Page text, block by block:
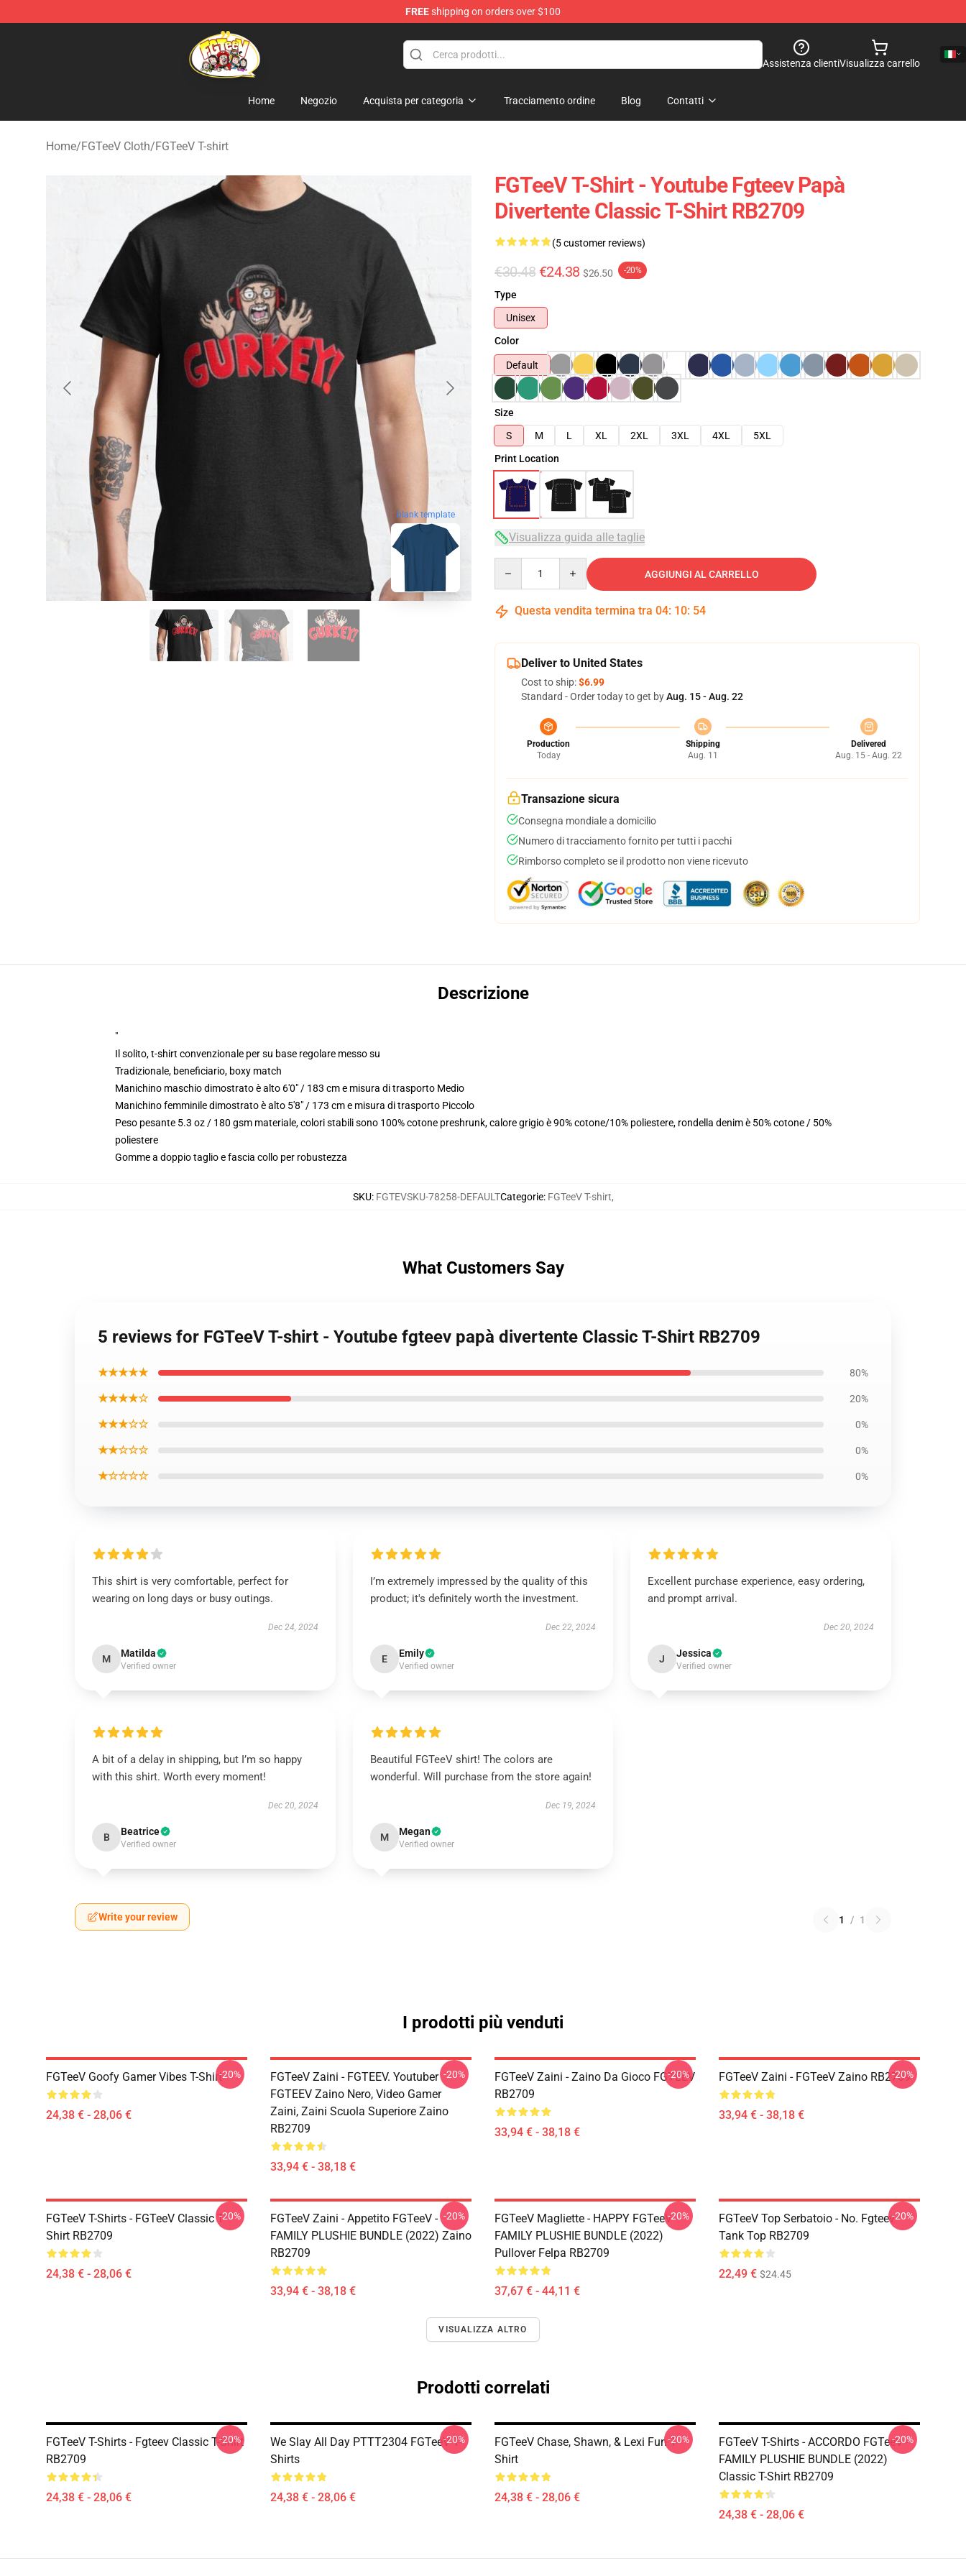
FREEshipping on orders over $100
FGTeeV Store - Official FGTeeV Merchandise Shop
Assistenza clientiVisualizza carrello
Home Negozio Acquista per categoria Tracciamento ordine Blog Contatti
Home/FGTeeV Cloth/FGTeeV T-shirt
blank template
FGTeeV T-Shirt - Youtube Fgteev Papà
Divertente Classic T-Shirt RB2709
(5 customer reviews)
€30.48 €24.38 $26.50 -20%
Type
Unisex
Color
Default
Size
S
M L XL 2XL 3XL 4XL
5XL
Print Location
Visualizza guida alle taglie
AGGIUNGI AL CARRELLO
Questa vendita termina tra 04: 10: 53
Deliver to United States
Cost to ship:$6.99
Standard - Order today to get byAug. 15 - Aug. 22
Production
Today
Shipping
Aug. 11
Delivered
Aug. 15 - Aug. 22
Transazione sicura
Consegna mondiale a domicilio
Numero di tracciamento fornito per tutti i pacchi
Rimborso completo se il prodotto non viene ricevuto
Descrizione
"
Il solito, t-shirt convenzionale per su base regolare messo su
Tradizionale, beneficiario, boxy match
Manichino maschio dimostrato è alto 6'0" / 183 cm e misura di trasporto Medio
Manichino femminile dimostrato è alto 5'8" / 173 cm e misura di trasporto Piccolo
Peso pesante 5.3 oz / 180 gsm materiale, colori stabili sono 100% cotone preshrunk, calore grigio è 90% cotone/10% poliestere, rondella denim è 50% cotone / 50%
poliestere
Gomme a doppio taglio e fascia collo per robustezza
SKU: FGTEVSKU-78258-DEFAULTCategorie: FGTeeV T-shirt,
What Customers Say
5 reviews for FGTeeV T-shirt - Youtube fgteev papà divertente Classic T-Shirt RB2709
★★★★★ 80%
★★★★☆ 20%
★★★☆☆ 0%
★★☆☆☆ 0%
★☆☆☆☆ 0%
This shirt is very comfortable, perfect for
wearing on long days or busy outings.
Dec 24, 2024
M Matilda
Verified owner
I’m extremely impressed by the quality of this
product; it's definitely worth the investment.
Dec 22, 2024
E Emily
Verified owner
Excellent purchase experience, easy ordering,
and prompt arrival.
Dec 20, 2024
J Jessica
Verified owner
A bit of a delay in shipping, but I’m so happy
with this shirt. Worth every moment!
Dec 20, 2024
B Beatrice
Verified owner
Beautiful FGTeeV shirt! The colors are
wonderful. Will purchase from the store again!
Dec 19, 2024
M Megan
Verified owner
Write your review 1 / 1
I prodotti più venduti
FGTeeV Goofy Gamer Vibes T-Shirt
24,38 € - 28,06 €
-20%
FGTeeV Zaini - FGTEEV. Youtuber
FGTEEV Zaino Nero, Video Gamer
Zaini, Zaini Scuola Superiore Zaino
RB2709
33,94 € - 38,18 €
-20%
FGTeeV Zaini - Zaino Da Gioco FGTEEV
RB2709
33,94 € - 38,18 €
-20% FGTeeV Zaini - FGTeeV Zaino RB2709
33,94 € - 38,18 €
-20%
FGTeeV T-Shirts - FGTeeV Classic T-
Shirt RB2709
24,38 € - 28,06 €
-20%
FGTeeV Zaini - Appetito FGTeeV -
FAMILY PLUSHIE BUNDLE (2022) Zaino
RB2709
33,94 € - 38,18 €
-20%
FGTeeV Magliette - HAPPY FGTeeV -
FAMILY PLUSHIE BUNDLE (2022)
Pullover Felpa RB2709
37,67 € - 44,11 €
-20%
FGTeeV Top Serbatoio - No. Fgteev
Tank Top RB2709
22,49 € $24.45
-20%
VISUALIZZA ALTRO
Prodotti correlati
FGTeeV T-Shirts - Fgteev Classic T-Shirt
RB2709
24,38 € - 28,06 €
-20%
We Slay All Day PTTT2304 FGTeeV T-
Shirts
24,38 € - 28,06 €
-20%
FGTeeV Chase, Shawn, & Lexi Fun T-
Shirt
24,38 € - 28,06 €
-20%
FGTeeV T-Shirts - ACCORDO FGTeeV -
FAMILY PLUSHIE BUNDLE (2022)
Classic T-Shirt RB2709
24,38 € - 28,06 €
-20%